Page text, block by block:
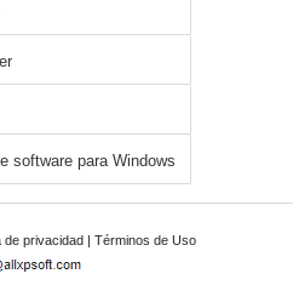
software para Windows
de privacidad | Términos de Uso